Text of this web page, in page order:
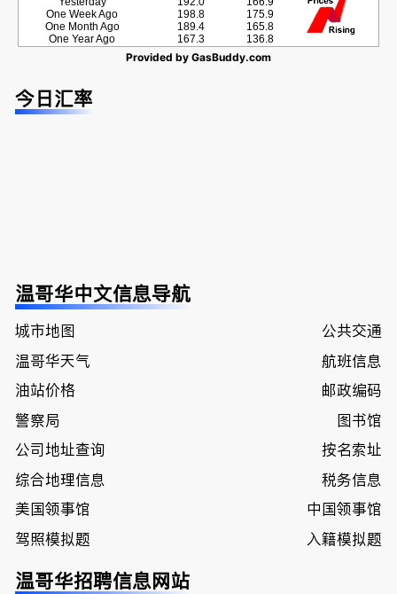
One Week Ago
One Month Ago
One Year Ago
198.8
189.4
167.3
175.9
165.8
136.8
Provided by GasBuddy.com
今日汇率
温哥华中文信息导航
城市地图
公共交通
温哥华天气
航班信息
油站价格
邮政编码
警察局
图书馆
公司地址查询
按名索址
综合地理信息
税务信息
美国领事馆
中国领事馆
驾照模拟题
入籍模拟题
温哥华招聘信息网站